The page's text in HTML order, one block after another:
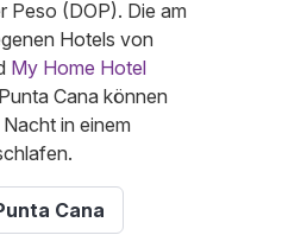
Peso (DOP). Die am
Hotels von
My Home Hotel
Cana können
in einem
Cana